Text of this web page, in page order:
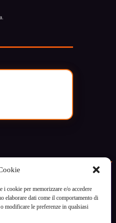
cookie per memorizzare e/o accedere
elaborare dati come il comportamento di
modificare le preferenze in qualsiasi